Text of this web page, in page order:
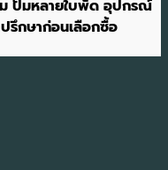
ปั๊มหลายใบพัด อุปกรณ์
รึกษาก่อนเลือกซื้อ